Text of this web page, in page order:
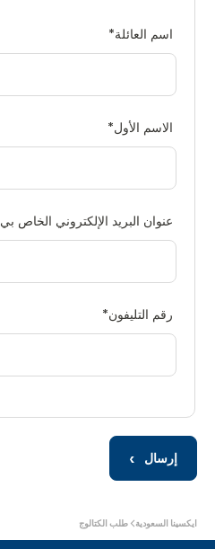
اسم العائلة*
الاسم الأول*
عنوان البريد الإلكتروني الخاص بي
رقم التليفون*
إرسال
أنت
هنا:
ايكسينا السعودية طلب الكتالوج